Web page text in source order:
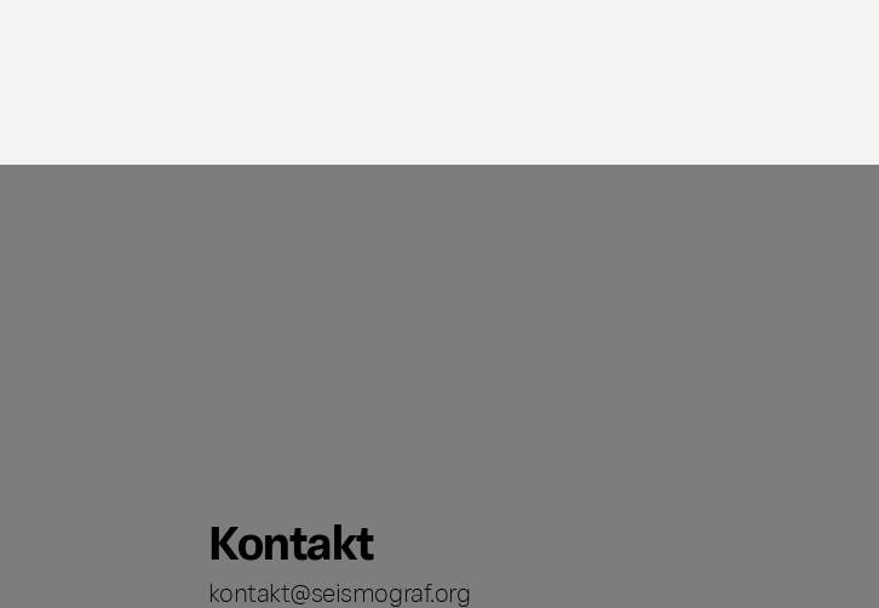
Kontakt
kontakt@seismograf.org